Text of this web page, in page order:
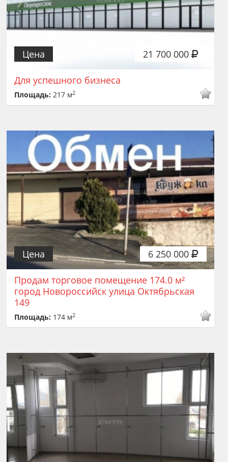
21 700 000
Цена
Для успешного бизнеса
Площадь:217 м2
6 250 000
Цена
Продам торговое помещение 174.0 м²
город Новороссийск улица Октябрьская
149
Площадь: 174 м2